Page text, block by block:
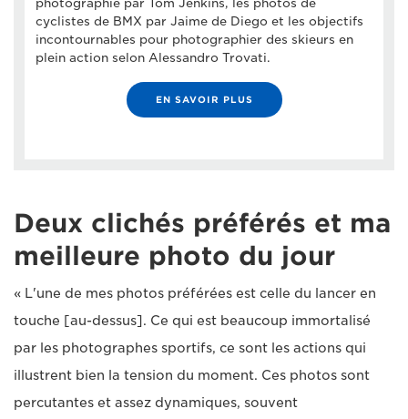
photographié par Tom Jenkins, les photos de
cyclistes de BMX par Jaime de Diego et les objectifs
incontournables pour photographier des skieurs en
plein action selon Alessandro Trovati.
EN SAVOIR PLUS
Deux clichés préférés et ma
meilleure photo du jour
« L'une de mes photos préférées est celle du lancer en
touche [au-dessus]. Ce qui est beaucoup immortalisé
par les photographes sportifs, ce sont les actions qui
illustrent bien la tension du moment. Ces photos sont
percutantes et assez dynamiques, souvent